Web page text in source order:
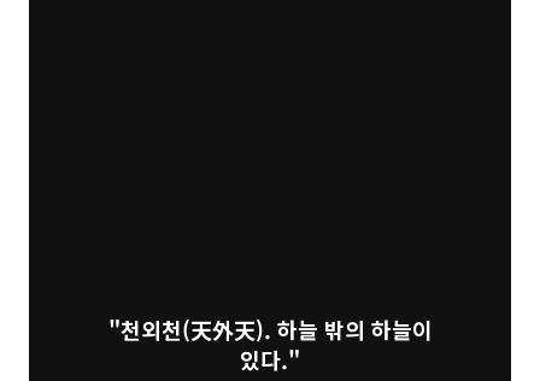
"천외천(天外天). 하늘 밖의 하늘이
있다."